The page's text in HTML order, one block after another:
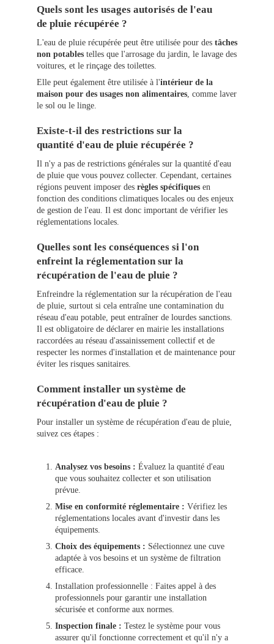
Quels sont les usages autorisés de l'eau
de pluie récupérée ?
L'eau de pluie récupérée peut être utilisée pour des tâches
non potables telles que l'arrosage du jardin, le lavage des
voitures, et le rinçage des toilettes.
Elle peut également être utilisée à l'intérieur de la
maison pour des usages non alimentaires, comme laver
le sol ou le linge.
Existe-t-il des restrictions sur la
quantité d'eau de pluie récupérée ?
Il n'y a pas de restrictions générales sur la quantité d'eau
de pluie que vous pouvez collecter. Cependant, certaines
régions peuvent imposer des règles spécifiques en
fonction des conditions climatiques locales ou des enjeux
de gestion de l'eau. Il est donc important de vérifier les
réglementations locales.
Quelles sont les conséquences si l'on
enfreint la réglementation sur la
récupération de l'eau de pluie ?
Enfreindre la réglementation sur la récupération de l'eau
de pluie, surtout si cela entraîne une contamination du
réseau d'eau potable, peut entraîner de lourdes sanctions.
Il est obligatoire de déclarer en mairie les installations
raccordées au réseau d'assainissement collectif et de
respecter les normes d'installation et de maintenance pour
éviter les risques sanitaires.
Comment installer un système de
récupération d'eau de pluie ?
Pour installer un système de récupération d'eau de pluie,
suivez ces étapes :
Analysez vos besoins : Évaluez la quantité d'eau
que vous souhaitez collecter et son utilisation
prévue.
Mise en conformité réglementaire : Vérifiez les
réglementations locales avant d'investir dans les
équipements.
Choix des équipements : Sélectionnez une cuve
adaptée à vos besoins et un système de filtration
efficace.
Installation professionnelle : Faites appel à des
professionnels pour garantir une installation
sécurisée et conforme aux normes.
Inspection finale : Testez le système pour vous
assurer qu'il fonctionne correctement et qu'il n'y a